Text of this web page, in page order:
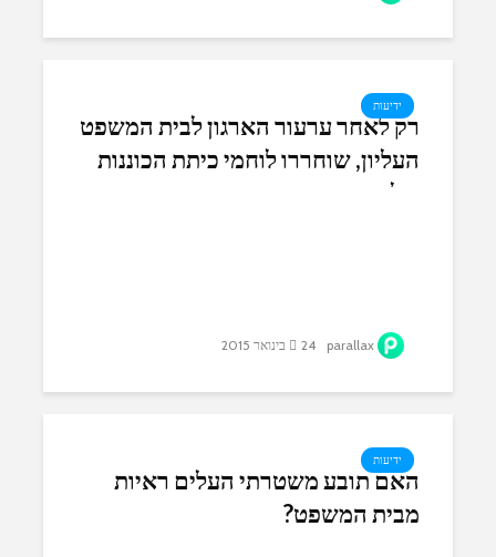
ידיעות
רק לאחר ערעור הארגון לבית המשפט
העליון, שוחררו לוחמי כיתת הכוננות
של איתמר
24 בינואר 2015
ידיעות
האם תובע משטרתי העלים ראיות
מבית המשפט?